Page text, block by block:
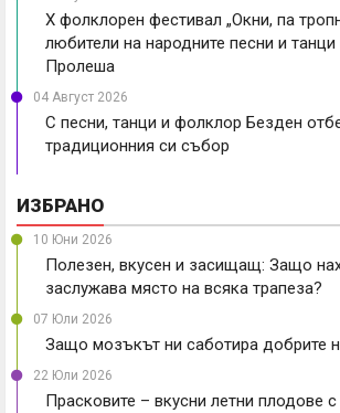
X фолклорен фестивал „Окни, па
любители на народните песни и танци
Пролеша
04 Август 2026
С песни, танци и фолклор Безден
традиционния си събор
ИЗБРАНО
10 Юни 2026
Полезен, вкусен и засищащ: Защо
заслужава място на всяка трапеза?
07 Юли 2026
Защо мозъкът ни саботира добрите
22 Юли 2026
Прасковите – вкусни летни плодове